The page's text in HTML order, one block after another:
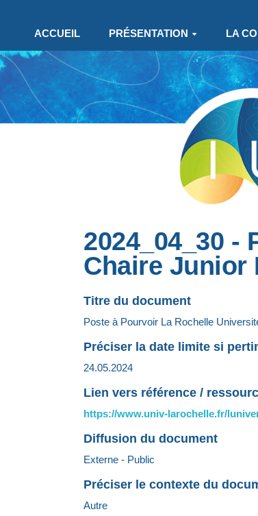
ACCUEIL
PRÉSENTATION LA
2024_04_30 -
Chaire Junior
Titre du document
Poste à Pourvoir La Rochelle
Préciser la date limite si
24.05.2024
Lien vers référence /
https://www.univ-larochelle.fr/
Diffusion du document
Externe - Public
Préciser le contexte du
Autre